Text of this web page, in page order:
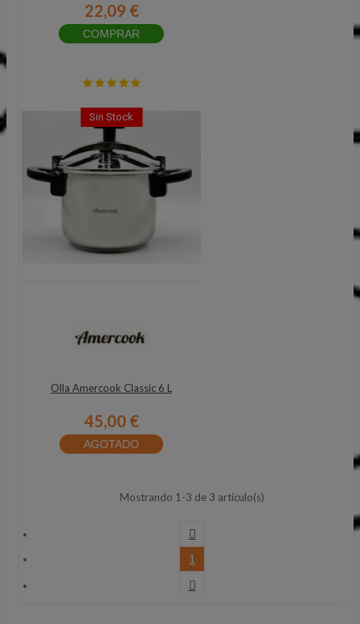
22,09 €
COMPRAR
Sin Stock
Olla Amercook Classic 6 L
45,00 €
AGOTADO
Mostrando 1-3 de 3 artículo(s)

1
